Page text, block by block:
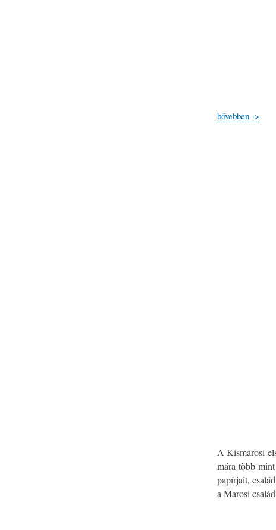
bővebben ->
A Kismarosi
mára több
papírjait,
a Marosi